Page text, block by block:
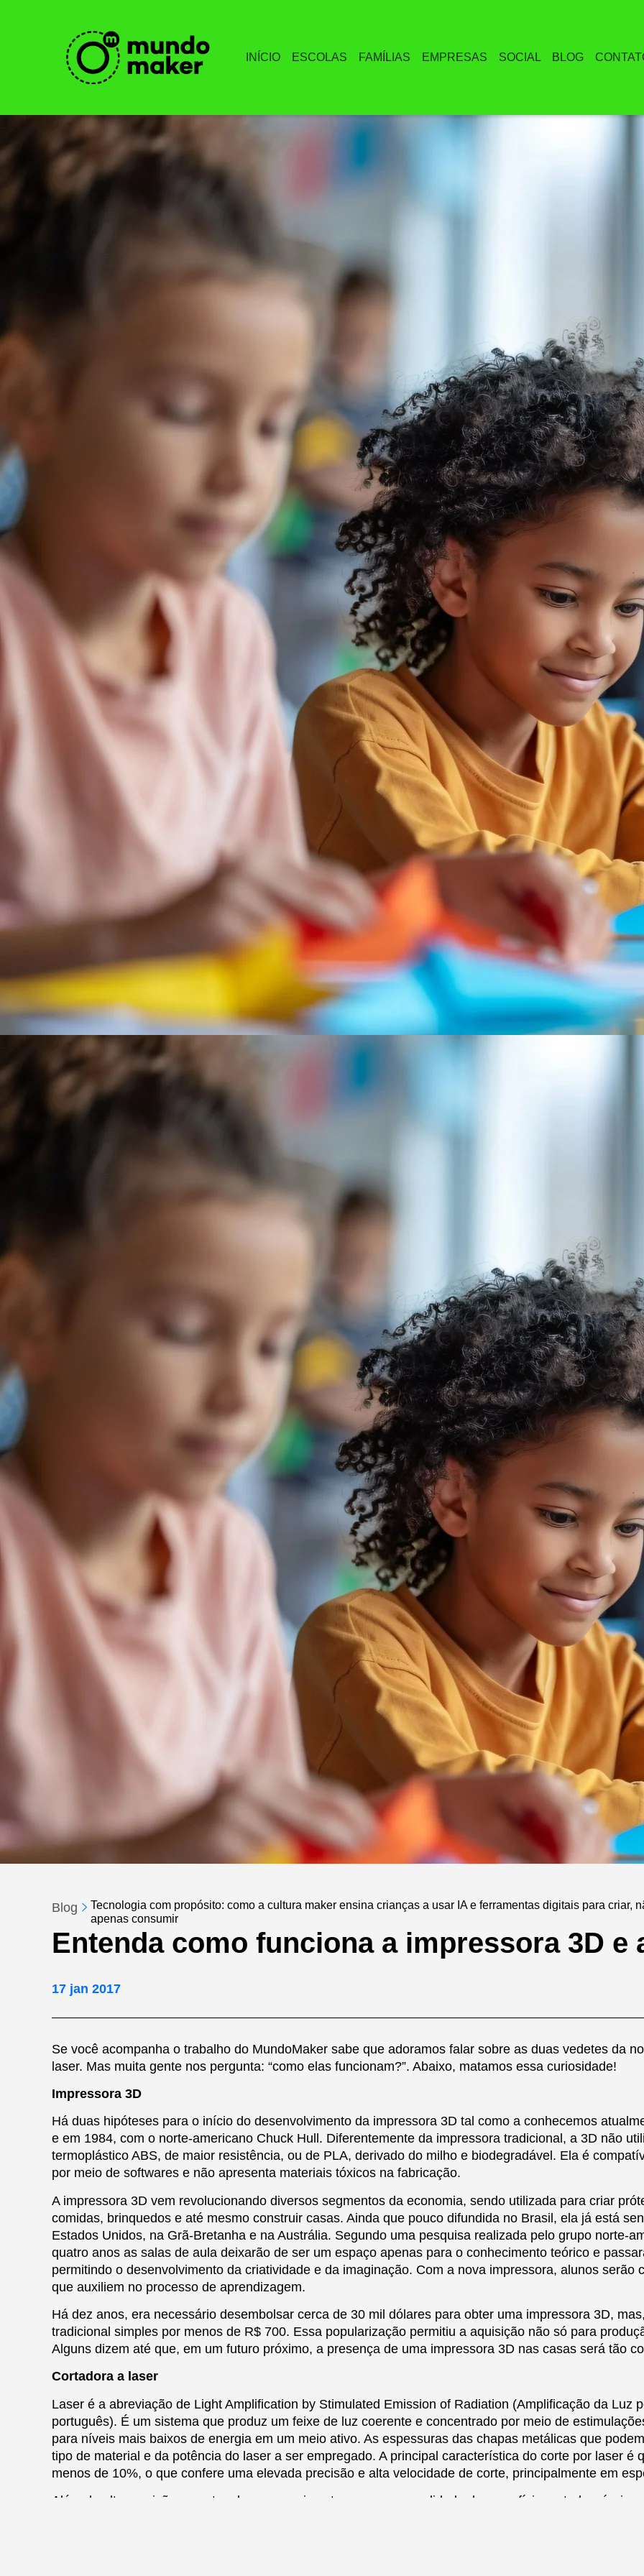
INÍCIO ESCOLAS FAMÍLIAS EMPRESAS SOCIAL BLOG
Blog
Tecnologia com propósito: como a cultura maker ensina crianças a usar IA e ferramentas digitais para criar,
apenas consumir
Entenda como funciona a impressora 3D e
17 jan 2017
Se você acompanha o trabalho do MundoMaker sabe que adoramos falar sobre as duas vedetes da
laser. Mas muita gente nos pergunta: “como elas funcionam?”. Abaixo, matamos essa curiosidade!
Impressora 3D
Há duas hipóteses para o início do desenvolvimento da impressora 3D tal como a conhecemos
e em 1984, com o norte-americano Chuck Hull. Diferentemente da impressora tradicional, a 3D não
termoplástico ABS, de maior resistência, ou de PLA, derivado do milho e biodegradável. Ela é
por meio de softwares e não apresenta materiais tóxicos na fabricação.
A impressora 3D vem revolucionando diversos segmentos da economia, sendo utilizada para criar
comidas, brinquedos e até mesmo construir casas. Ainda que pouco difundida no Brasil, ela já está
Estados Unidos, na Grã-Bretanha e na Austrália. Segundo uma pesquisa realizada pelo grupo norte-
quatro anos as salas de aula deixarão de ser um espaço apenas para o conhecimento teórico e
permitindo o desenvolvimento da criatividade e da imaginação. Com a nova impressora, alunos serão
que auxiliem no processo de aprendizagem.
Há dez anos, era necessário desembolsar cerca de 30 mil dólares para obter uma impressora 3D,
tradicional simples por menos de R$ 700. Essa popularização permitiu a aquisição não só para
Alguns dizem até que, em um futuro próximo, a presença de uma impressora 3D nas casas será tão
Cortadora a laser
Laser é a abreviação de Light Amplification by Stimulated Emission of Radiation (Amplificação da Luz
português). É um sistema que produz um feixe de luz coerente e concentrado por meio de
para níveis mais baixos de energia em um meio ativo. As espessuras das chapas metálicas que
tipo de material e da potência do laser a ser empregado. A principal característica do corte por laser é
menos de 10%, o que confere uma elevada precisão e alta velocidade de corte, principalmente em
Além de alta precisão, o corte a laser possui vantagens como qualidade da superfície cortada, níveis